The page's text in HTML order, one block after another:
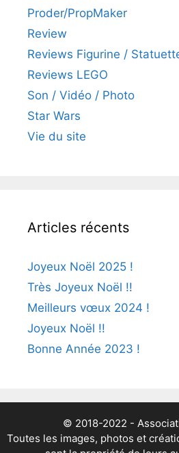
Proder/PropMaker
Review
Reviews Figurine /
Reviews LEGO
Son / Vidéo / Photo
Star Wars
Vie du site
Articles récents
Joyeux Noël 2025 !
Très Joyeux Noël !!
Meilleurs vœux 2024 !
Joyeux Noël !!
Bonne Année 2023 !
© 2018-2022 -
Toutes les images, photos et